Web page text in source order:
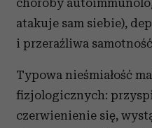
choroby
atakuje sam siebie),
i przeraźliwa
Typowa nieśmiałość
fizjologicznych:
czerwienienie się,